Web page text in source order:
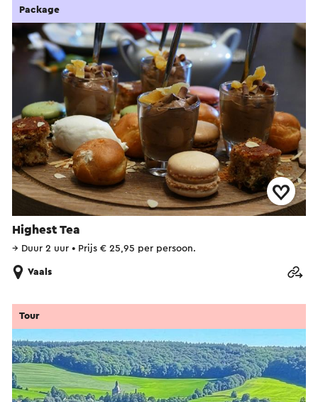
Highest Tea
Package
→ Duur 2 uur • Prijs € 25,95 per persoon.
Vaals
Tour